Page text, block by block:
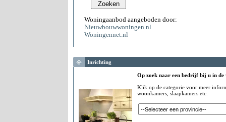
Woningaanbod aangeboden door:
Nieuwbouwwoningen.nl
Woningennet.nl
Inrichting
Op zoek naar een bedrijf bij u in
Klik op de categorie voor meer
woonkamers, slaapkamers etc.